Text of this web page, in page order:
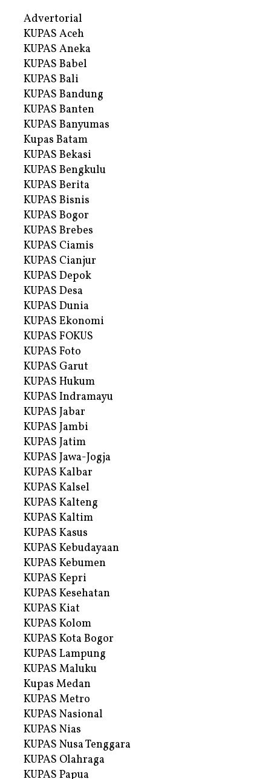
Advertorial
KUPAS Aceh
KUPAS Aneka
KUPAS Babel
KUPAS Bali
KUPAS Bandung
KUPAS Banten
KUPAS Banyumas
Kupas Batam
KUPAS Bekasi
KUPAS Bengkulu
KUPAS Berita
KUPAS Bisnis
KUPAS Bogor
KUPAS Brebes
KUPAS Ciamis
KUPAS Cianjur
KUPAS Depok
KUPAS Desa
KUPAS Dunia
KUPAS Ekonomi
KUPAS FOKUS
KUPAS Foto
KUPAS Garut
KUPAS Hukum
KUPAS Indramayu
KUPAS Jabar
KUPAS Jambi
KUPAS Jatim
KUPAS Jawa-Jogja
KUPAS Kalbar
KUPAS Kalsel
KUPAS Kalteng
KUPAS Kaltim
KUPAS Kasus
KUPAS Kebudayaan
KUPAS Kebumen
KUPAS Kepri
KUPAS Kesehatan
KUPAS Kiat
KUPAS Kolom
KUPAS Kota Bogor
KUPAS Lampung
KUPAS Maluku
Kupas Medan
KUPAS Metro
KUPAS Nasional
KUPAS Nias
KUPAS Nusa Tenggara
KUPAS Olahraga
KUPAS Papua